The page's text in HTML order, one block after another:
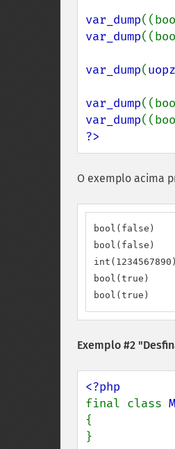
var_dump
var_dump
var_dump(
var_dump
var_dump
?>
O exemplo acima
bool(false)
bool(false)
int(1234567890)
bool(true)
bool(true)
Exemplo #2
final class
{
}